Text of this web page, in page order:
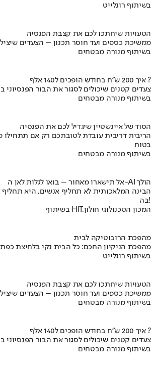
בשיתוף רונלייט
הטעויות שיחתכו לכם את קצבת הפנסיה
ממשיכת כספים ועד חוסר תכנון – הצעדים
בשיתוף מנורה מבטחים
איך 200 ש"ח בחודש הופכים ל140 אלף ?
צעדים קטנים שיכולים לסגור את הבור הפנסיוני
בשיתוף מנורה מבטחים
הסוד של איינשטיין שיגדיל לכם את הפנסיה
הריבית דריבית עובדת לטובתכם רק אם תתחילו
בטוח
בשיתוף מנורה מבטחים
אל תישארו מאחור – בואו לגלות לאן ה-AI הולך
הבינה המלאכותית לא תחליף אנשים, היא
בה!
בשיתוף HIT,המכון הטכנולוגי חולון
מהפכת הרובוטיקה לבית
מהפכת הניקיון החכם: כל הבית נקי בלחיצת
בשיתוף רונלייט
הטעויות שיחתכו לכם את קצבת הפנסיה
ממשיכת כספים ועד חוסר תכנון – הצעדים
בשיתוף מנורה מבטחים
איך 200 ש"ח בחודש הופכים ל140 אלף ?
צעדים קטנים שיכולים לסגור את הבור הפנסיוני
בשיתוף מנורה מבטחים